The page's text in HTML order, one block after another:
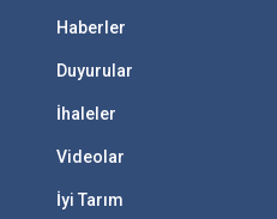
Haberler
Duyurular
İhaleler
Videolar
İyi Tarım